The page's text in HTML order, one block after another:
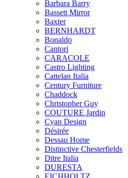
Barbara Barry
Bassett Mirror
Baxter
BERNHARDT
Bonaldo
Cantori
CARACOLE
Castro Lighting
Cattelan Italia
Century Furniture
Chaddock
Christopher Guy
COUTURE Jardin
Cyan Design
Désirée
Dessau Home
Distinctive Chesterfields
Ditre Italia
DURESTA
EICHHOLTZ